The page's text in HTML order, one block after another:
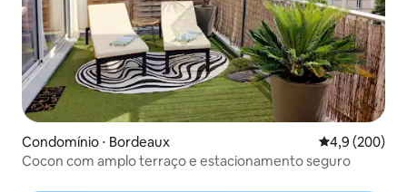
Condomínio ⋅ Bordeaux 4,9 de uma
4,9 (200)
Cocon com amplo terraço e estacionamento seguro